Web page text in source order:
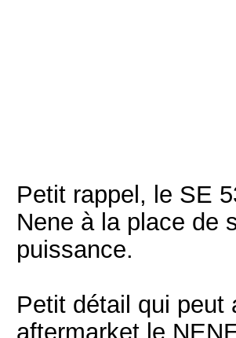
Petit rappel, le SE
Nene à la place de
puissance.
Petit détail qui peut
aftermarket le